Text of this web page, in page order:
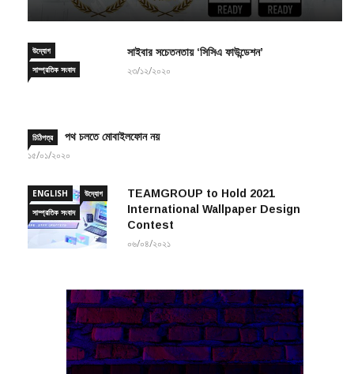
উদ্যোগ
সাম্প্রতিক সংবাদ
সাইবার সচেতনতায় ‘সিসিএ ফাউন্ডেশন’
২৩/১২/২০২০
চিঠিপত্র পথ চলতে মোবাইলফোন নয়
১৫/০১/২০২০
ENGLISH
উদ্যোগ
সাম্প্রতিক সংবাদ
TEAMGROUP to Hold 2021
International Wallpaper Design
Contest
০৬/০৪/২০২১